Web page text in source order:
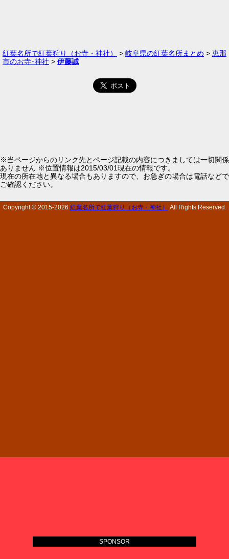
紅葉名所で紅葉狩り（お寺・神社） > 岐阜県の紅葉名所まとめ > 恵那
市のお寺･神社 > 伊藤誠
※当ページからのリンク先とページ記載の内容につきましては一切関係
ありません ※位置情報は2015/03/01現在の情報です。
現在の所在地と異なる場合もありますので、お急ぎの場合は電話などで
ご確認ください。
Copyright © 2015-2026 紅葉名所で紅葉狩り（お寺・神社） All Rights Reserved.
SPONSOR